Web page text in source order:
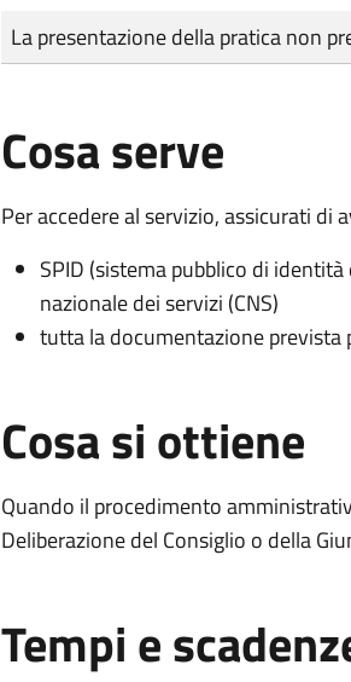
Tipo di pagamento
Importo
La presentazione della pratica non
Cosa serve
Per accedere al servizio, assicurati di
SPID (sistema pubblico di
nazionale dei servizi (CNS)
tutta la documentazione prevista
Cosa si ottiene
Quando il procedimento
Deliberazione del Consiglio o della
Tempi e